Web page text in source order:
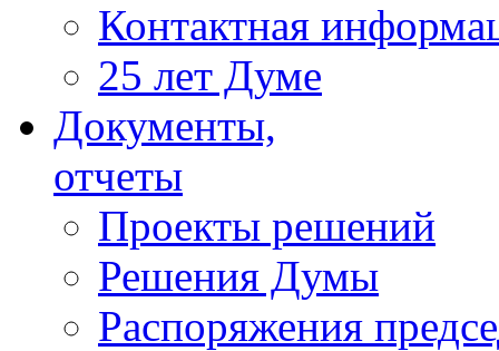
Контактная
25 лет Думе
Документы,
отчеты
Проекты решений
Решения Думы
Распоряжения